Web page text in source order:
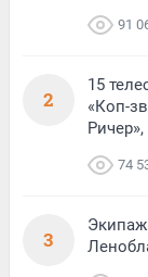
91
2
15
«Коп-
74
3